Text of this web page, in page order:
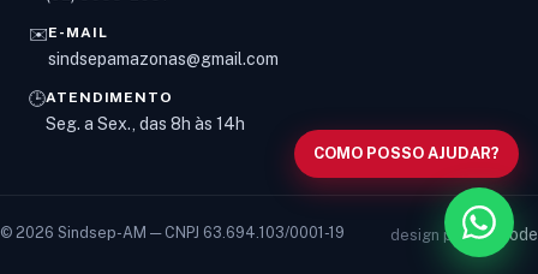
✉️E-MAIL
sindsepamazonas@gmail.com
🕒ATENDIMENTO
Seg. a Sex., das 8h às 14h
© 2026 Sindsep-AM — CNPJ 63.694.103/0001-19 design porvancode
COMO POSSO AJUDAR?